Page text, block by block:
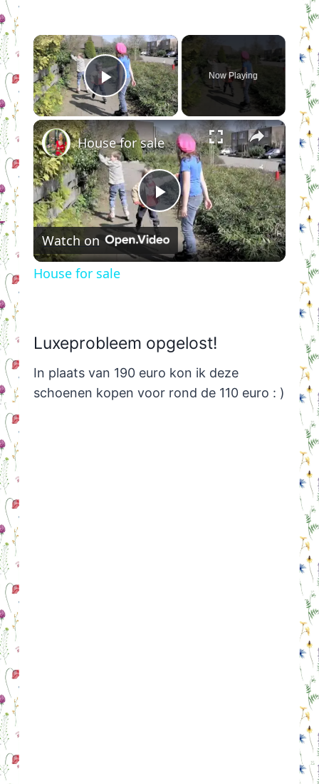
×
Play Video
Now Playing
×
Play
Video
House for sale
Watch on
House for sale
Luxeprobleem opgelost!
In plaats van 190 euro kon ik deze
schoenen kopen voor rond de 110 euro : )